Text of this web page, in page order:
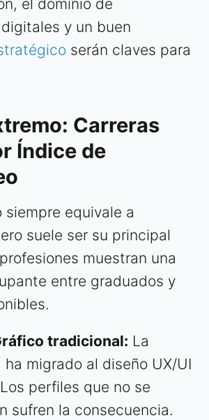
el dominio de
y un buen
serán claves para
Carreras
Índice de
siempre equivale a
suele ser su principal
muestran una
entre graduados y
tradicional: La
ha migrado al diseño UX/UI
perfiles que no se
sufren la consecuencia.